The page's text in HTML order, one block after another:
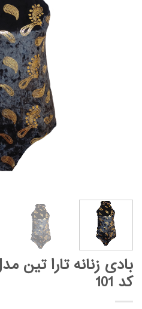
بادی زنانه تارا
کد 101